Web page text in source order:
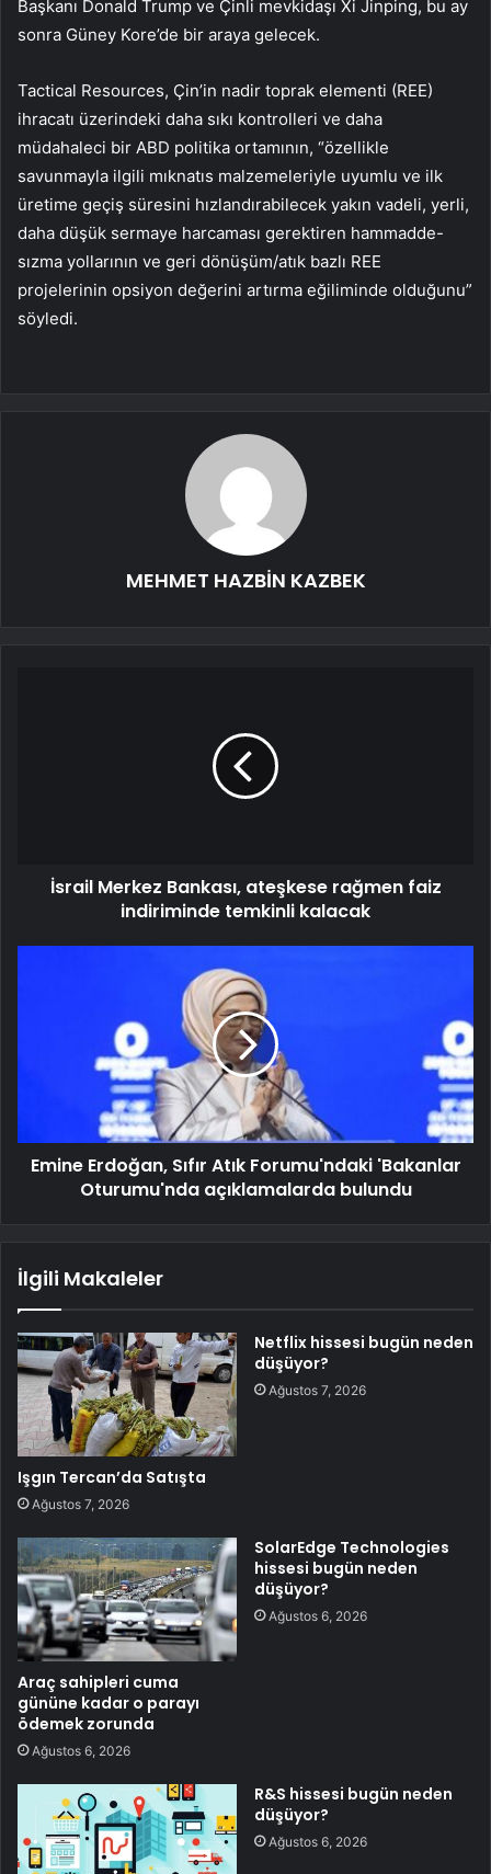
Başkanı Donald Trump ve Çinli mevkidaşı Xi Jinping, bu ay
sonra Güney Kore’de bir araya gelecek.
Tactical Resources, Çin’in nadir toprak elementi (REE)
ihracatı üzerindeki daha sıkı kontrolleri ve daha
müdahaleci bir ABD politika ortamının, “özellikle
savunmayla ilgili mıknatıs malzemeleriyle uyumlu ve ilk
üretime geçiş süresini hızlandırabilecek yakın vadeli, yerli,
daha düşük sermaye harcaması gerektiren hammadde-
sızma yollarının ve geri dönüşüm/atık bazlı REE
projelerinin opsiyon değerini artırma eğiliminde olduğunu”
söyledi.
MEHMET HAZBİN KAZBEK
İsrail Merkez Bankası, ateşkese rağmen faiz
indiriminde temkinli kalacak
Emine Erdoğan, Sıfır Atık Forumu'ndaki 'Bakanlar
Oturumu'nda açıklamalarda bulundu
İlgili Makaleler
Işgın Tercan’da Satışta
Ağustos 7, 2026
Netflix hissesi bugün neden
düşüyor?
Ağustos 7, 2026
Araç sahipleri cuma
gününe kadar o parayı
ödemek zorunda
Ağustos 6, 2026
SolarEdge Technologies
hissesi bugün neden
düşüyor?
Ağustos 6, 2026
R&S hissesi bugün neden
düşüyor?
Ağustos 6, 2026